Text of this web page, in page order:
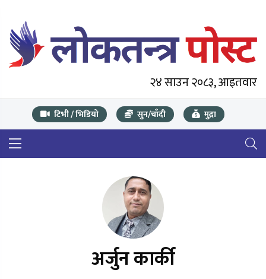
२४ साउन २०८३, आइतवार
टिभी / भिडियो सुन/चाँदी मुद्रा
अर्जुन कार्की